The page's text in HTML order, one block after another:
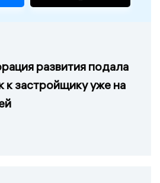
развития подала
к застройщику уже на